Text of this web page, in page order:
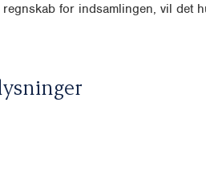
for indsamlingen, vil det